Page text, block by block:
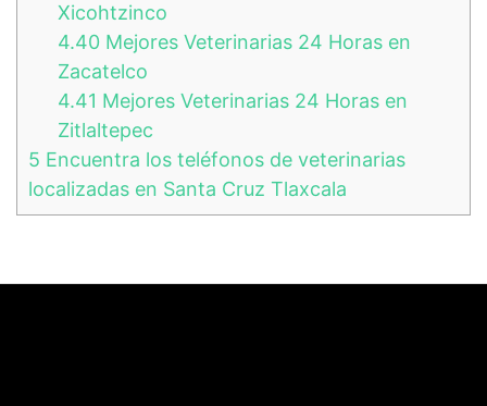
Xicohtzinco
4.40 Mejores Veterinarias 24 Horas en
Zacatelco
4.41 Mejores Veterinarias 24 Horas en
Zitlaltepec
5 Encuentra los teléfonos de veterinarias
localizadas en Santa Cruz Tlaxcala